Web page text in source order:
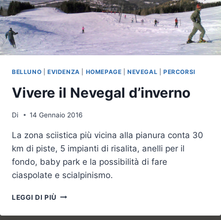
BELLUNO EVIDENZA HOMEPAGE |NEVEGAL |PERCORSI
Vivere il Nevegal d’inverno
Di 14 Gennaio 2016
La zona sciistica più vicina alla pianura conta 30
km di piste, 5 impianti di risalita, anelli per il
fondo, baby park e la possibilità di fare
ciaspolate e scialpinismo.
LEGGI DI PIÙ VIVERE
NEVEGAL